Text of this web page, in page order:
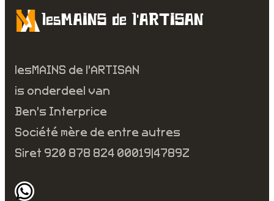
lesMAINS de l’ARTISAN
lesMAINS de l’ARTISAN
is onderdeel van
Ben’s Interprice
Société mère de entre autres
Siret 920 878 824 00019|4789Z
WhatsApp